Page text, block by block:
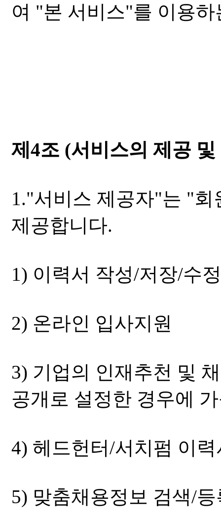
여 "본 서비스"를 이용
제4조 (서비스의 제공 및
1."서비스 제공자"는 "
제공합니다.
1) 이력서 작성/저장/수
2) 온라인 입사지원
3) 기업의 인재추천 및
공개로 설정한 경우에
4) 헤드헌터/서치펌 이
5) 맞춤채용정보 검색/등